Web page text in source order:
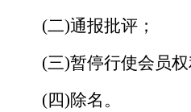
(二)通报批评；
(三)暂停行使会员权
(四)除名。